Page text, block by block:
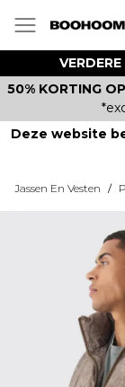
50% KORTING
Deze website
Jassen En Vesten /